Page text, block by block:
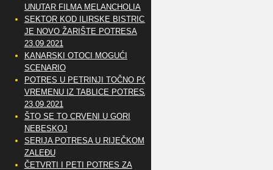
UNUTAR FILMA MELANCHOLIA
SEKTOR KOD ILIRSKE BISTRICE
JE NOVO ŽARIŠTE POTRESA
23.09.2021
KANARSKI OTOCI MOGUĆI
SCENARIO
POTRES U PETRINJI TOČNO PO
VREMENU IZ TABLICE POTRESA
23.09.2021
ŠTO SE TO CRVENI U GORI
NEBESKOJ
SERIJA POTRESA U RIJEČKOM
ZALEĐU
ČETVRTI I PETI POTRES ZA